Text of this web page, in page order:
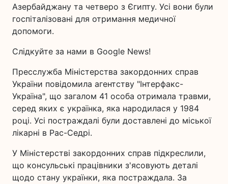
Азербайджану та четверо з Єгипту. Усі вони були
госпіталізовані для отримання медичної
допомоги.
Слідкуйте за нами в Google News!
Пресслужба Міністерства закордонних справ
України повідомила агентству "Інтерфакс-
Україна", що загалом 41 особа отримала травми,
серед яких є українка, яка народилася у 1984
році. Усі постраждалі були доставлені до міської
лікарні в Рас-Седрі.
У Міністерстві закордонних справ підкреслили,
що консульські працівники з'ясовують деталі
щодо стану українки, яка постраждала. За